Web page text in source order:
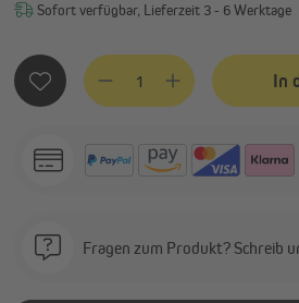
Sofort verfügbar, Lieferzeit 3 - 6 Werktage
Produkt Anzahl: Gib den
In
Fragen zum Produkt? Schreib